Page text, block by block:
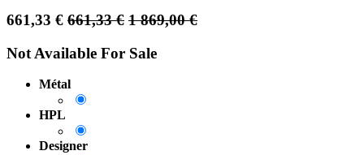
661,33 € 661,33€ 1 869,00€
Not Available For Sale
Métal
HPL
Designer